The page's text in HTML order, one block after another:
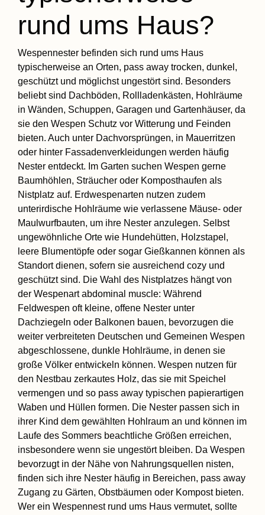
rund ums Haus?
Wespennester befinden sich rund ums Haus
typischerweise an Orten, pass away trocken, dunkel,
geschützt und möglichst ungestört sind. Besonders
beliebt sind Dachböden, Rollladenkästen, Hohlräume
in Wänden, Schuppen, Garagen und Gartenhäuser, da
sie den Wespen Schutz vor Witterung und Feinden
bieten. Auch unter Dachvorsprüngen, in Mauerritzen
oder hinter Fassadenverkleidungen werden häufig
Nester entdeckt. Im Garten suchen Wespen gerne
Baumhöhlen, Sträucher oder Komposthaufen als
Nistplatz auf. Erdwespenarten nutzen zudem
unterirdische Hohlräume wie verlassene Mäuse- oder
Maulwurfbauten, um ihre Nester anzulegen. Selbst
ungewöhnliche Orte wie Hundehütten, Holzstapel,
leere Blumentöpfe oder sogar Gießkannen können als
Standort dienen, sofern sie ausreichend cozy und
geschützt sind. Die Wahl des Nistplatzes hängt von
der Wespenart abdominal muscle: Während
Feldwespen oft kleine, offene Nester unter
Dachziegeln oder Balkonen bauen, bevorzugen die
weiter verbreiteten Deutschen und Gemeinen Wespen
abgeschlossene, dunkle Hohlräume, in denen sie
große Völker entwickeln können. Wespen nutzen für
den Nestbau zerkautes Holz, das sie mit Speichel
vermengen und so pass away typischen papierartigen
Waben und Hüllen formen. Die Nester passen sich in
ihrer Kind dem gewählten Hohlraum an und können im
Laufe des Sommers beachtliche Größen erreichen,
insbesondere wenn sie ungestört bleiben. Da Wespen
bevorzugt in der Nähe von Nahrungsquellen nisten,
finden sich ihre Nester häufig in Bereichen, pass away
Zugang zu Gärten, Obstbäumen oder Kompost bieten.
Wer ein Wespennest rund ums Haus vermutet, sollte